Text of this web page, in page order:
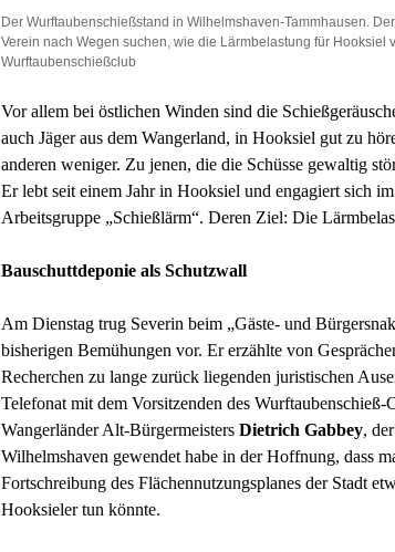
Der Wurftaubenschießstand in Wilhelmshaven-Tammhausen.
Verein nach Wegen suchen, wie die Lärmbelastung für Hooksiel
Wurftaubenschießclub
Vor allem bei östlichen Winden sind die
auch Jäger aus dem Wangerland, in Hooksiel gut zu
anderen weniger. Zu jenen, die die Schüsse gewaltig
Er lebt seit einem Jahr in Hooksiel und engagiert sich
Arbeitsgruppe „Schießlärm“. Deren Ziel: Die
Bauschuttdeponie als Schutzwall
Am Dienstag trug Severin beim „Gäste- und
bisherigen Bemühungen vor. Er erzählte von
Recherchen zu lange zurück liegenden juristischen
Telefonat mit dem Vorsitzenden des Wurftaubenschieß-
Wangerländer Alt-Bürgermeisters Dietrich Gabbey,
Wilhelmshaven gewendet habe in der Hoffnung, dass
Fortschreibung des Flächennutzungsplanes der Stadt
Hooksieler tun könnte.